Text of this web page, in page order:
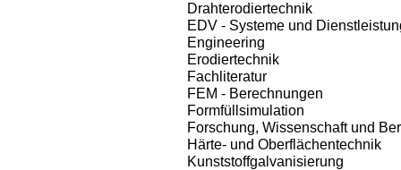
Drahterodiertechnik
EDV - Systeme und
Engineering
Erodiertechnik
Fachliteratur
FEM - Berechnungen
Formfüllsimulation
Forschung, Wissenschaft und
Härte- und Oberflächentechnik
Kunststoffgalvanisierung